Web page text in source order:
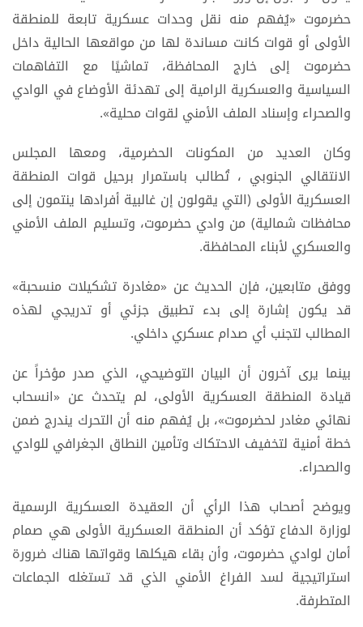
حضرموت «يُفهم منه نقل وحدات عسكرية تابعة للمنطقة
الأولى أو قوات كانت مساندة لها من مواقعها الحالية داخل
حضرموت إلى خارج المحافظة، تماشيًا مع التفاهمات
السياسية والعسكرية الرامية إلى تهدئة الأوضاع في الوادي
والصحراء وإسناد الملف الأمني لقوات محلية».
وكان العديد من المكونات الحضرمية، ومعها المجلس
الانتقالي الجنوبي ، تُطالب باستمرار برحيل قوات المنطقة
العسكرية الأولى (التي يقولون إن غالبية أفرادها ينتمون إلى
محافظات شمالية) من وادي حضرموت، وتسليم الملف الأمني
والعسكري لأبناء المحافظة.
ووفق متابعين، فإن الحديث عن «مغادرة تشكيلات منسحبة»
قد يكون إشارة إلى بدء تطبيق جزئي أو تدريجي لهذه
المطالب لتجنب أي صدام عسكري داخلي.
بينما يرى آخرون أن البيان التوضيحي، الذي صدر مؤخراً عن
قيادة المنطقة العسكرية الأولى، لم يتحدث عن «انسحاب
نهائي مغادر لحضرموت»، بل يُفهم منه أن التحرك يندرج ضمن
خطة أمنية لتخفيف الاحتكاك وتأمين النطاق الجغرافي للوادي
والصحراء.
ويوضح أصحاب هذا الرأي أن العقيدة العسكرية الرسمية
لوزارة الدفاع تؤكد أن المنطقة العسكرية الأولى هي صمام
أمان لوادي حضرموت، وأن بقاء هيكلها وقواتها هناك ضرورة
استراتيجية لسد الفراغ الأمني الذي قد تستغله الجماعات
المتطرفة.